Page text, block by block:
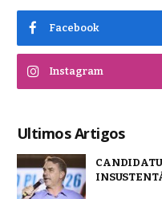
Facebook
Instagram
Ultimos Artigos